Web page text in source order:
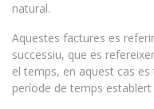
natural.
Aquestes factures es
successiu, que es
el temps, en aquest cas
període de temps